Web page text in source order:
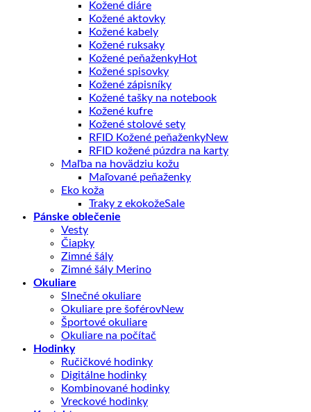
Kožené diáre
Kožené aktovky
Kožené kabely
Kožené ruksaky
Kožené peňaženky
Kožené spisovky
Kožené zápisníky
Kožené tašky na notebook
Kožené kufre
Kožené stolové sety
RFID Kožené peňaženky
RFID kožené púzdra na karty
Maľba na hovädziu kožu
Maľované peňaženky
Eko koža
Traky z ekokože
Pánske oblečenie
Vesty
Čiapky
Zimné šály
Zimné šály Merino
Okuliare
Slnečné okuliare
Okuliare pre šoférov
Športové okuliare
Okuliare na počítač
Hodinky
Ručičkové hodinky
Digitálne hodinky
Kombinované hodinky
Vreckové hodinky